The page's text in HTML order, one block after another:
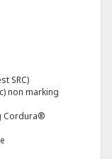
SRC)
non marking
Cordura®